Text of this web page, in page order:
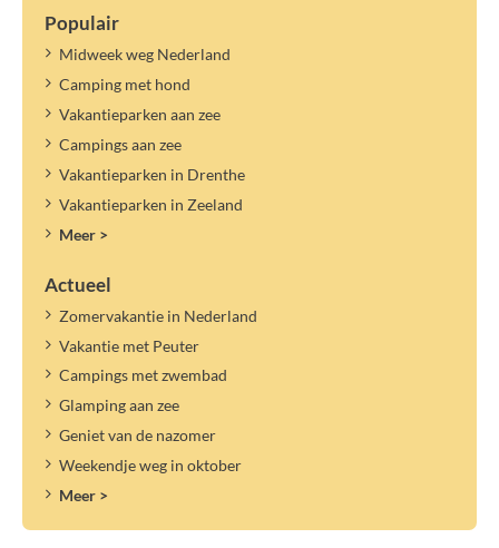
Populair
Midweek weg Nederland
Camping met hond
Vakantieparken aan zee
Campings aan zee
Vakantieparken in Drenthe
Vakantieparken in Zeeland
Meer >
Actueel
Zomervakantie in Nederland
Vakantie met Peuter
Campings met zwembad
Glamping aan zee
Geniet van de nazomer
Weekendje weg in oktober
Meer >